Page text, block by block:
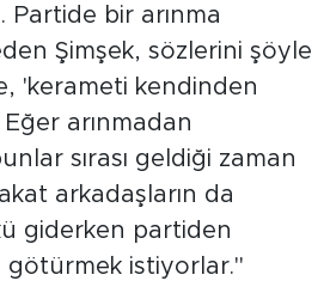
Partide bir arınma
Şimşek, sözlerini şöyle
'kerameti kendinden
arınmadan
sırası geldiği zaman
arkadaşların da
giderken partiden
götürmek istiyorlar."